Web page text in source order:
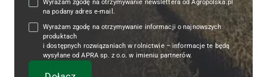
Wyrażam zgodę na otrzymywanie newslettera od Agropolska.pl
na podany adres e-mail.
Wyrażam zgodę na otrzymywanie informacji o najnowszych
produktach
i dostępnych rozwiązaniach w rolnictwie – informacje te będą
wysyłane od APRA sp. z o.o. w imieniu partnerów.